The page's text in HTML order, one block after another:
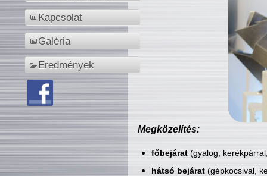
Kapcsolat
Galéria
Eredmények
Megközelítés:
főbejárat(gyalog,
hátsó bejárat(gépkocsival,